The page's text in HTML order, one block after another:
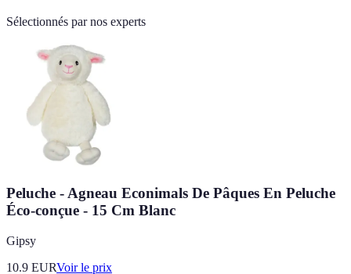
Sélectionnés par nos experts
Peluche - Agneau Econimals De Pâques En Peluche
Éco-conçue - 15 Cm Blanc
Gipsy
10.9 EURVoir le prix